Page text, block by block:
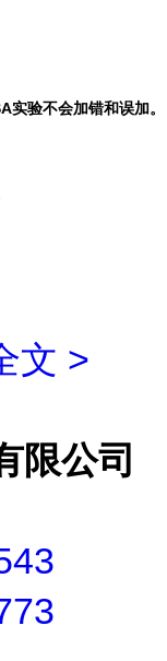
实验不会加错和误加。
文 >
限公司